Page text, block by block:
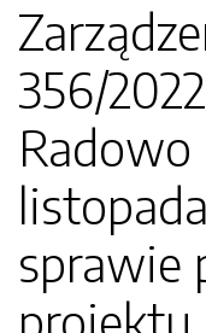
356/
Radowo
sprawie
projektu